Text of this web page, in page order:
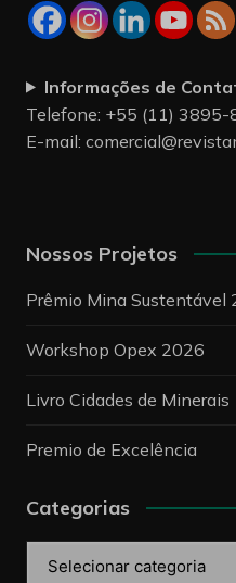
Informações de
Telefone: +55 (11) 3895-
E-mail:
Nossos Projetos
Prêmio Mina Sustentável
Workshop Opex 2026
Livro Cidades de Minerais
Premio de Excelência
Categorias